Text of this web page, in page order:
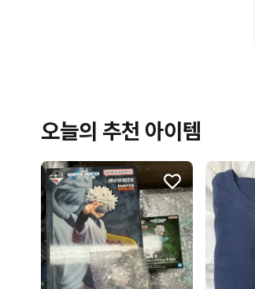
오늘의 추천 아이템